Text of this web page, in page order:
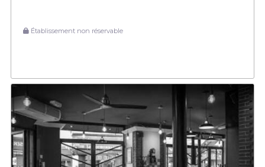
Établissement non réservable